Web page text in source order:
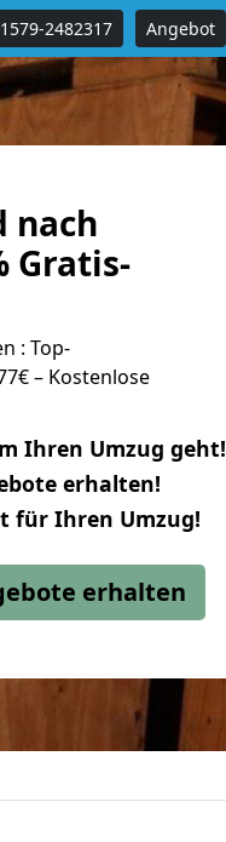
2482317 Angebot
nach
Gratis-
: Top-
– Kostenlose
Ihren Umzug geht!
erhalten!
für Ihren Umzug!
erhalten